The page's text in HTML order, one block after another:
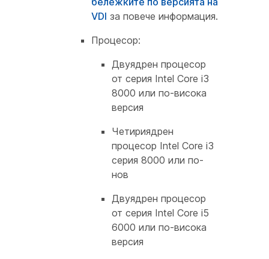
VDI за повече информация.
Процесор:
Двуядрен процесор
от серия Intel Core i3
8000 или по-висока
версия
Четириядрен
процесор Intel Core i3
серия 8000 или по-
нов
Двуядрен процесор
от серия Intel Core i5
6000 или по-висока
версия